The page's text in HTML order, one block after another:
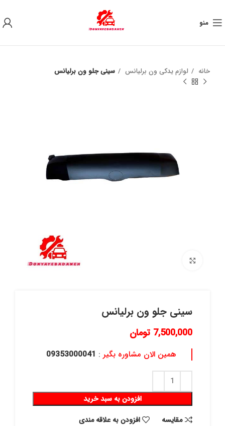
منو
خانه لوازم یدکی ون برلیانس سینی جلو ون برلیانس
سینی جلو ون برلیانس
7,500,000 تومان
همین الان مشاوره بگیر :
09353000041
افزودن به سبد خرید
مقايسه
افزودن به علاقه مندی
به علت نوسان ارز ، لطفا قبل از خرید تماس بگیرید.